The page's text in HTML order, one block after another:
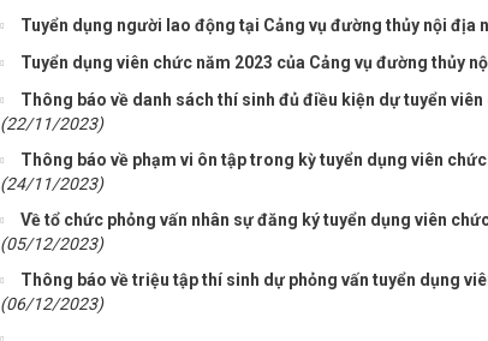
Tuyển dụng người lao động tại Cảng vụ đường thủy nội địa
Tuyển dụng viên chức năm 2023 của Cảng vụ đường thủy
Thông báo về danh sách thí sinh đủ điều kiện dự tuyển
(22/11/2023)
Thông báo về phạm vi ôn tập trong kỳ tuyển dụng viên
(24/11/2023)
Về tổ chức phỏng vấn nhân sự đăng ký tuyển dụng viên
(05/12/2023)
Thông báo về triệu tập thí sinh dự phỏng vấn tuyển dụng
(06/12/2023)